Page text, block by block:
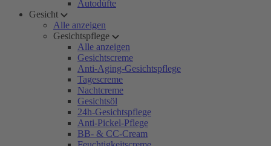
Autodüfte
Gesicht
Alle anzeigen
Gesichtspflege
Alle anzeigen
Gesichtscreme
Anti-Aging-Gesichtspflege
Tagescreme
Nachtcreme
Gesichtsöl
24h-Gesichtspflege
Anti-Pickel-Pflege
BB- & CC-Cream